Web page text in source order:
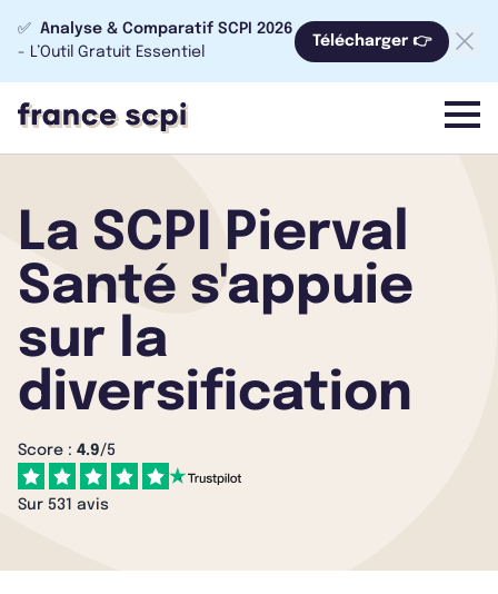
✅ Analyse & Comparatif SCPI 2026
- L’Outil Gratuit Essentiel
Télécharger 👉
menu
La SCPI Pierval
Santé s'appuie
sur la
diversification
Score : 4.9/5
Sur 531 avis